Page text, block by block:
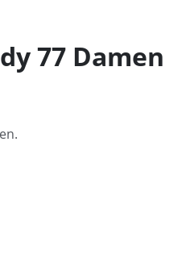
77 Damen